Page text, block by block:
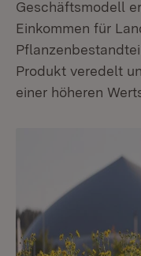
Geschäftsmodell
Einkommen für
Produkt veredelt
einer höheren